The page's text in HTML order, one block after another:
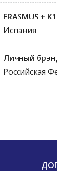
ERASMUS +
Испания
Личный
Российская